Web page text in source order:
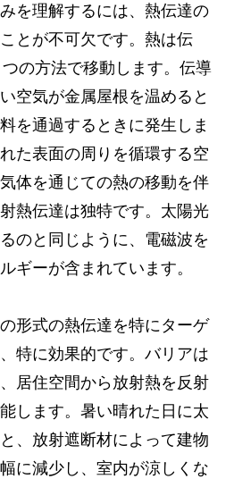
を理解するには、熱伝達の
とが不可欠です。熱は伝
の方法で移動します。伝導
空気が金属屋根を温めると
を通過するときに発生しま
た表面の周りを循環する空
体を通じての熱の移動を伴
熱伝達は独特です。太陽光
のと同じように、電磁波を
ギーが含まれています。
形式の熱伝達を特にターゲ
特に効果的です。バリアは
居住空間から放射熱を反射
します。暑い晴れた日に太
、放射遮断材によって建物
に減少し、室内が涼しくな